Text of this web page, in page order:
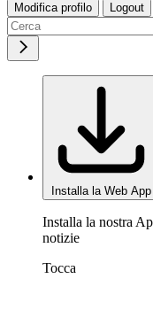
Modifica profilo Logout
Installa la Web App
Installa la nostra
notizie
Tocca